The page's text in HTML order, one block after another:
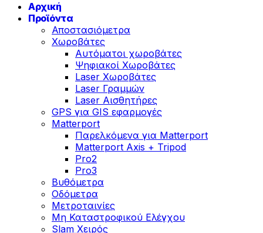
Αρχική
Προϊόντα
Αποστασιόμετρα
Χωροβάτες
Αυτόματοι χωροβάτες
Ψηφιακοί Χωροβάτες
Laser Χωροβάτες
Laser Γραμμών
Laser Αισθητήρες
GPS για GIS εφαρμογές
Matterport
Παρελκόμενα για Matterport
Matterport Axis + Tripod
Pro2
Pro3
Βυθόμετρα
Οδόμετρα
Μετροταινίες
Μη Καταστροφικού Ελέγχου
Slam Χειρός